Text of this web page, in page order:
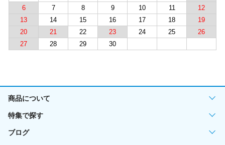
6
7 8 9 10 11
12
13
14 15 16 17 18
19
20
21 22 23 24 25
26
27
28 29 30
商品について
特集で探す
ブログ